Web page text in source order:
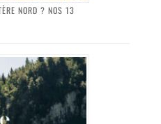
NORD ? NOS 13